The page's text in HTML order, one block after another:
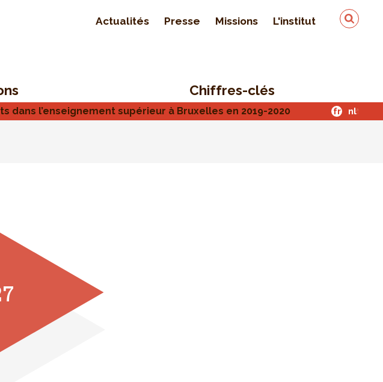
Actualités Presse Missions L'institut
Qualité & sécurité des
données
Chiffres-clés
l’enseignement supérieur à Bruxelles en 2019-2020 fr nl